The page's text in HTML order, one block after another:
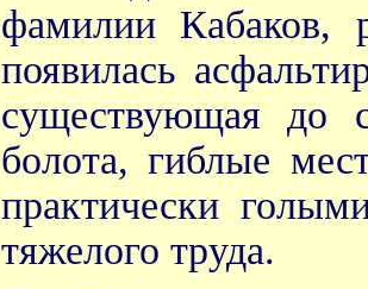
фамилии Кабаков,
появилась
существующая до
болота, гиблые
практически
тяжелого труда.